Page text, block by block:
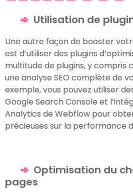
Utilisation de
Une autre façon de booster
est d’utiliser des plugins
multitude de plugins, y compris
une analyse SEO complète de
exemple, vous pouvez utiliser
Google Search Console et
Analytics de Webflow pour
précieuses sur la performance
Optimisation du
pages